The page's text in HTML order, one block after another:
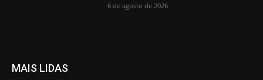
6 de agosto de 2026
MAIS LIDAS